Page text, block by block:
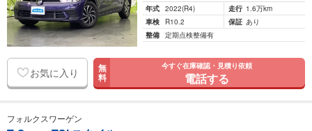
年式 2022(R4) 走行 1.6万km
車検
R10.2 保証 あり
整備 定期点検整備有
お気に入り 無
料
今すぐ在庫確認・見積り依頼
電話する
フォルクスワーゲン